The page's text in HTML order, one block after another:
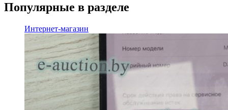
Популярные в разделе
Интернет-магазин